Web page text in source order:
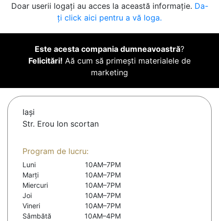
Doar userii logați au acces la această informație. Da-
ți click aici pentru a vă loga.
Este acesta compania dumneavoastră?
Felicitări! Aă cum să primești materialele de
marketing
Iaşi
Str. Erou Ion scortan
Program de lucru:
Luni
10AM–7PM
Marți
10AM–7PM
Miercuri
10AM–7PM
Joi
10AM–7PM
Vineri
10AM–7PM
Sâmbătă
10AM–4PM